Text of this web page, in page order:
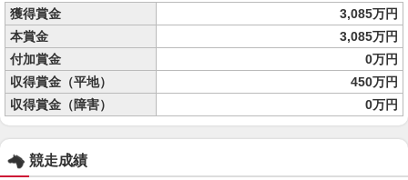
獲得賞金
3,085万円
本賞金
3,085万円
付加賞金
0万円
収得賞金（平地）
450万円
収得賞金（障害）
0万円
競走成績